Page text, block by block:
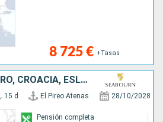
8 725 € +Tasas
GRECIA, MONTENEGRO, CROACIA, ESLOVENIA, ITALIA, MALTA
15 d El Pireo Atenas 28/10/2028
Pensión completa